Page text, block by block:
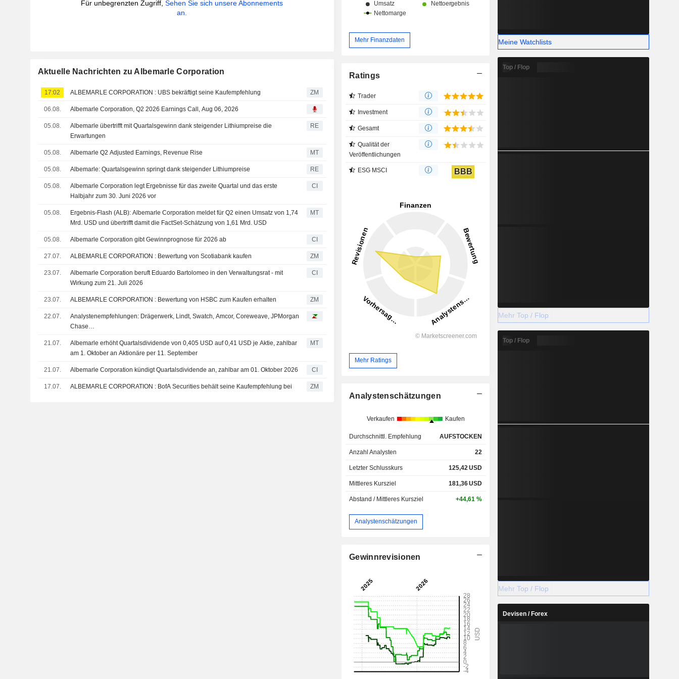
Für unbegrenzten Zugriff,Sehen Sie sich unsere Abonnements
an.
Aktuelle Nachrichten zu Albemarle Corporation
17:02 ALBEMARLE CORPORATION : UBS bekräftigt seine Kaufempfehlung ZM
06.08. Albemarle Corporation, Q2 2026 Earnings Call, Aug 06, 2026
05.08.
Albemarle übertrifft mit Quartalsgewinn dank steigender Lithiumpreise die
Erwartungen
RE
05.08. Albemarle Q2 Adjusted Earnings, Revenue Rise MT
05.08. Albemarle: Quartalsgewinn springt dank steigender Lithiumpreise RE
05.08.
Albemarle Corporation legt Ergebnisse für das zweite Quartal und das erste
Halbjahr zum 30. Juni 2026 vor
CI
05.08.
Ergebnis-Flash (ALB): Albemarle Corporation meldet für Q2 einen Umsatz von 1,74
Mrd. USD und übertrifft damit die FactSet-Schätzung von 1,61 Mrd. USD
MT
05.08. Albemarle Corporation gibt Gewinnprognose für 2026 ab CI
27.07. ALBEMARLE CORPORATION : Bewertung von Scotiabank kaufen ZM
23.07.
Albemarle Corporation beruft Eduardo Bartolomeo in den Verwaltungsrat - mit
Wirkung zum 21. Juli 2026
CI
23.07. ALBEMARLE CORPORATION : Bewertung von HSBC zum Kaufen erhalten ZM
22.07.
Analystenempfehlungen: Drägerwerk, Lindt, Swatch, Amcor, Coreweave, JPMorgan
Chase…
21.07.
Albemarle erhöht Quartalsdividende von 0,405 USD auf 0,41 USD je Aktie, zahlbar
am 1. Oktober an Aktionäre per 11. September
MT
21.07. Albemarle Corporation kündigt Quartalsdividende an, zahlbar am 01. Oktober 2026 CI
17.07. ALBEMARLE CORPORATION : BofA Securities behält seine Kaufempfehlung bei ZM
Mehr Finanzdaten
Ratings
Trader
Investment
Gesamt
Qualität der
Veröffentlichungen
ESG MSCI BBB
Mehr Ratings
Analystenschätzungen
Verkaufen Kaufen
Durchschnittl. Empfehlung AUFSTOCKEN
Anzahl Analysten 22
Letzter Schlusskurs 125,42 USD
Mittleres Kursziel 181,36USD
Abstand / Mittleres Kursziel +44,61 %
Analystenschätzungen
Gewinnrevisionen
Meine Watchlists
Top / Flop
Mehr Top / Flop
Top / Flop
Mehr Top / Flop
Devisen / Forex